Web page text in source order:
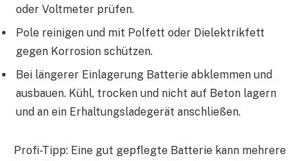
oder Voltmeter prüfen.
Pole reinigen und mit Polfett oder Dielektrikfett
gegen Korrosion schützen.
Bei längerer Einlagerung Batterie abklemmen und
ausbauen. Kühl, trocken und nicht auf Beton lagern
und an ein Erhaltungsladegerät anschließen.
Profi-Tipp: Eine gut gepflegte Batterie kann mehrere